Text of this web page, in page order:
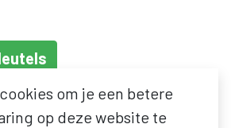
om je een betere
op deze website te